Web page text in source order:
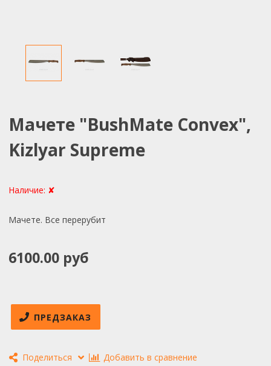
Мачете "BushMate Convex",
Kizlyar Supreme
Наличие: ✘
Мачете. Все перерубит
6100.00 руб
ПРЕДЗАКАЗ
Поделиться Добавить в сравнение